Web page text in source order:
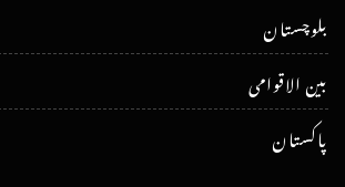
بلوچستان
بین الاقوامی
پاکستان